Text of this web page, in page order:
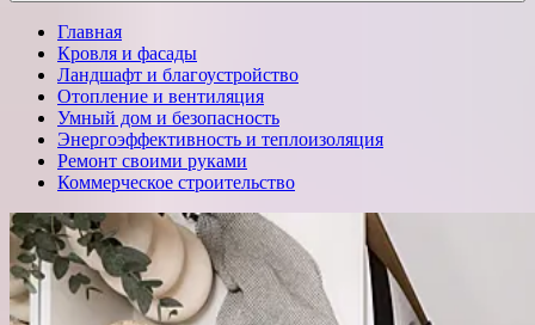
Главная
Кровля и фасады
Ландшафт и благоустройство
Отопление и вентиляция
Умный дом и безопасность
Энергоэффективность и теплоизоляция
Ремонт своими руками
Коммерческое строительство